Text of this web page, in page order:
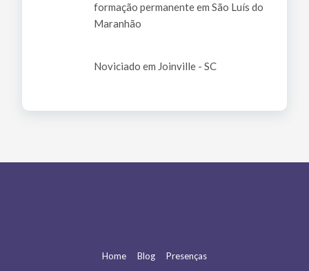
formação permanente em São Luís do
Maranhão
Noviciado em Joinville - SC
Home Blog Presenças